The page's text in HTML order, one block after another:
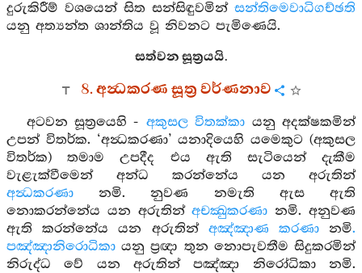
දුරුකිරීම් වශයෙන් සිත සන්සිඳුවමින් සන්තිමෙවාධිගච්ඡති
යනු අත්‍යන්ත ශාන්තිය වූ නිවනට පැමිණෙයි.
සත්වන සූත්‍රයයි.
8. අන්‍ධකරණ සූත්‍ර වර්ණනාව
අටවන සූත්‍රයෙහි - අකුසල විතක්කා යනු අදක්ෂකමින්
උපන් විතර්ක. ‘අන්‍ධකරණා’ යනාදියෙහි යමෙකුට (අකුසල
විතර්ක) තමාම උපදීද එය ඇති සැටියෙන් දැකීම
වැළැක්වීමෙන් අන්ධ කරන්නේය යන අරුතින්
අන්‍ධකරණා නමි. නුවණ නමැති ඇස ඇති
නොකරන්නේය යන අරුතින්අචක්‍ඛුකරණා නමි. අනුවණ
ඇති කරන්නේය යන අරුතින් අඤ්ඤාණ කරණානමි.
පඤ්ඤානිරොධිකා යනු ප්‍රඥා තුන නොපැවතීම සිදුකරමින්
නිරුද්ධ වේ යන අරුතින් පඤ්ඤා නිරෝධිකා නමි.